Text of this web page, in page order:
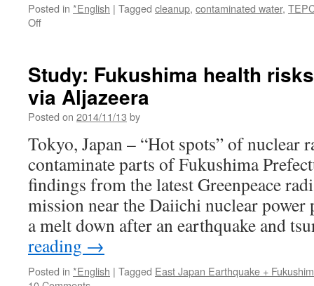
Posted in *English | Tagged cleanup, contaminated water,
Offon
progresses,
but
there
is
cause
for
optimism
via
The
Guardian
Study: Fukushima health
via Aljazeera
Posted on 2014/11/13 by
Tokyo, Japan – “Hot spots” of nuclear
contaminate parts of Fukushima
findings from the latest Greenpeace
mission near the Daiichi nuclear power
a melt down after an earthquake and
reading →
Posted in *English | Tagged East Japan Earthquake +